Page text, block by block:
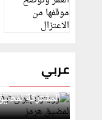
عربي
رويترز: إيران
المشتركة